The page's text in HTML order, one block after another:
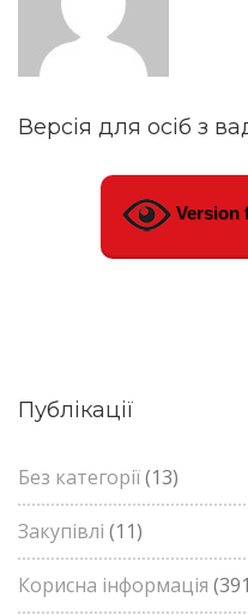
Версія для осіб з
Version
Публікації
Без категорії(13)
Закупівлі (11)
Корисна інформація